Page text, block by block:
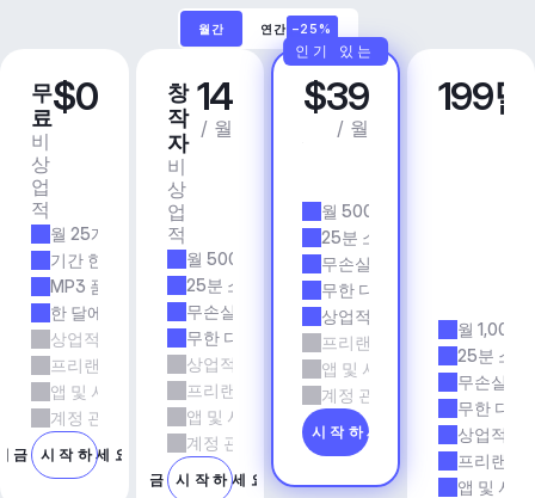
월간 연간 –25%
무
료
비
상
업
적
$0
월 25개 트랙
기간 한정
MP3 품질
한 달에 5회 다운로드
상업적 사용
프리랜서 및 에이전시 업무
앱 및 서비스
계정 관리자 지원
금 시작하세요
창
작
자
비
상
업
적
14
/ 월
월 500개 트랙
25분 소요 시간
무손실 품질
무한 다운로드
상업적 사용
프리랜서 및 에이전시 업무
앱 및 서비스
계정 관리자 지원
지금 시작하세요
프
로
$39
/ 월
월 500개 트랙
25분 소요 시간
무손실 품질
무한 다운로드
상업적 사용
프리랜서 및 에이전시 업무
앱 및 서비스
계정 관리자 지원
지금 시작하세요
인기 있는
비
즈
199
월 1,000
25분 소요
무손실 품
무한 다운
상업적 사
프리랜서
앱 및 서비